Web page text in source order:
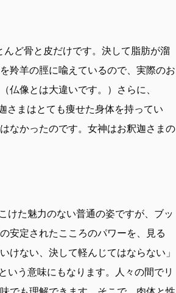
ど骨と皮だけです。決して脂肪が溜
羚羊の脛に喩えているので、実際のお
仏像とは大違いです。）さらに、
さまはとても痩せた身体を持ってい
なかったのです。女神はお釈迦さまの
けた魅力のない普通の姿ですが、ブッ
安定されたこころのパワーを、見る
けない、決して軽んじてはならない」
いう意味にもなります。人々の間でリ